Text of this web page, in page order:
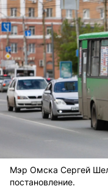
Мэр Омска Сергей
постановление.